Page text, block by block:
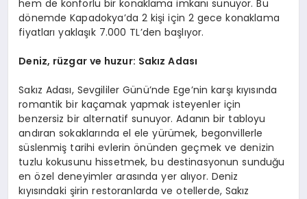
hem de konforlu bir konaklama imkanı sunuyor. Bu
dönemde Kapadokya’da 2 kişi için 2 gece konaklama
fiyatları yaklaşık 7.000 TL’den başlıyor.
Deniz, rüzgar ve huzur: Sakız Adası
Sakız Adası, Sevgililer Günü’nde Ege’nin karşı kıyısında
romantik bir kaçamak yapmak isteyenler için
benzersiz bir alternatif sunuyor. Adanın bir tabloyu
andıran sokaklarında el ele yürümek, begonvillerle
süslenmiş tarihi evlerin önünden geçmek ve denizin
tuzlu kokusunu hissetmek, bu destinasyonun sunduğu
en özel deneyimler arasında yer alıyor. Deniz
kıyısındaki şirin restoranlarda ve otellerde, Sakız